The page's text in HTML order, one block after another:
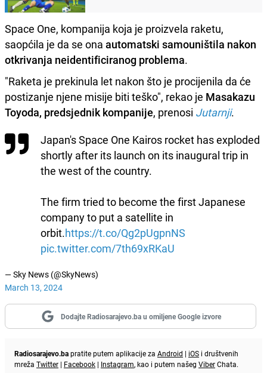
Space One, kompanija koja je proizvela raketu,
saopćila je da se ona automatski samouništila nakon
otkrivanja neidentificiranog problema.
"Raketa je prekinula let nakon što je procijenila da će
postizanje njene misije biti teško", rekao je Masakazu
Toyoda, predsjednik kompanije, prenosi Jutarnji.
Japan's Space One Kairos rocket has exploded
shortly after its launch on its inaugural trip in
the west of the country.
The firm tried to become the first Japanese
company to put a satellite in
orbit.https://t.co/Qg2pUgpnNS
pic.twitter.com/7th69xRKaU
— Sky News (@SkyNews)
March 13, 2024
Dodajte Radiosarajevo.ba u omiljene Google izvore
Radiosarajevo.bapratite putem aplikacije za Android | iOS i društvenih
mreža Twitter | Facebook | Instagram, kao i putem našeg ViberChata.